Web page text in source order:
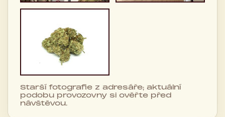
Starší fotografie z adresáře; aktuální
podobu provozovny si ověřte před
návštěvou.